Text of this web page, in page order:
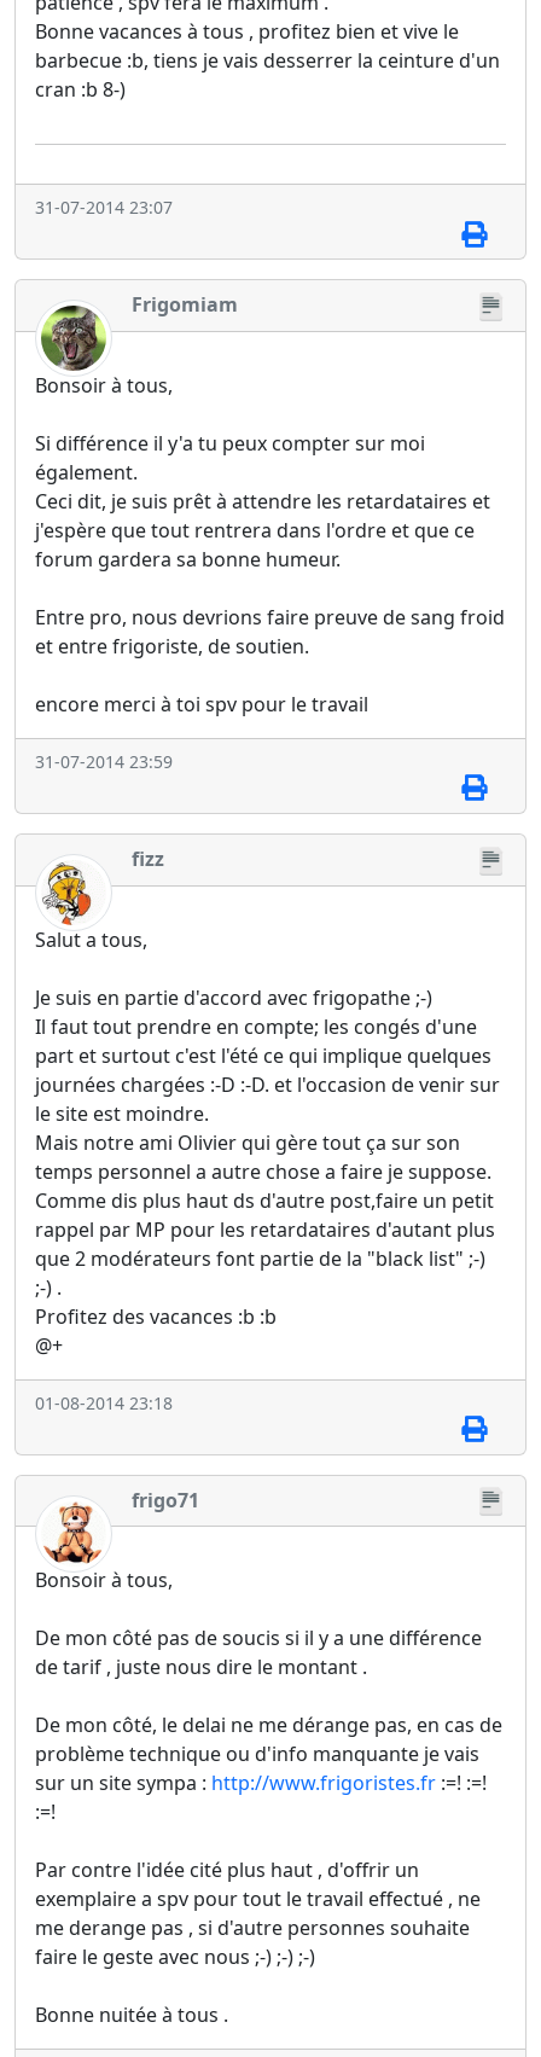
Bonne vacances à tous , profitez bien et vive le
barbecue :b, tiens je vais desserrer la ceinture d'un
cran :b 8-)
31-07-2014 23:07
Frigomiam
Bonsoir à tous,
Si différence il y'a tu peux compter sur moi
également.
Ceci dit, je suis prêt à attendre les retardataires et
j'espère que tout rentrera dans l'ordre et que ce
forum gardera sa bonne humeur.
Entre pro, nous devrions faire preuve de sang froid
et entre frigoriste, de soutien.
encore merci à toi spv pour le travail
31-07-2014 23:59
fizz
Salut a tous,
Je suis en partie d'accord avec frigopathe ;-)
Il faut tout prendre en compte; les congés d'une
part et surtout c'est l'été ce qui implique quelques
journées chargées :-D :-D. et l'occasion de venir sur
le site est moindre.
Mais notre ami Olivier qui gère tout ça sur son
temps personnel a autre chose a faire je suppose.
Comme dis plus haut ds d'autre post,faire un petit
rappel par MP pour les retardataires d'autant plus
que 2 modérateurs font partie de la "black list" ;-)
;-) .
Profitez des vacances :b :b
@+
01-08-2014 23:18
frigo71
Bonsoir à tous,
De mon côté pas de soucis si il y a une différence
de tarif , juste nous dire le montant .
De mon côté, le delai ne me dérange pas, en cas de
problème technique ou d'info manquante je vais
sur un site sympa : http://www.frigoristes.fr :=! :=!
:=!
Par contre l'idée cité plus haut , d'offrir un
exemplaire a spv pour tout le travail effectué , ne
me derange pas , si d'autre personnes souhaite
faire le geste avec nous ;-) ;-) ;-)
Bonne nuitée à tous .